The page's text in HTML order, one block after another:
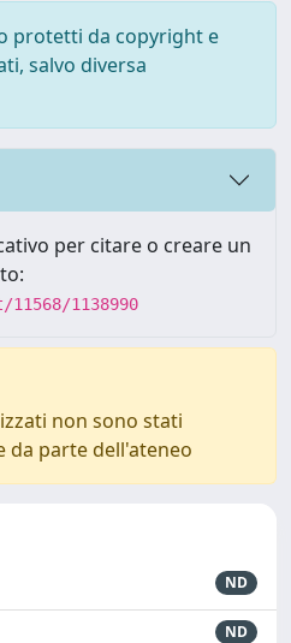
protetti da copyright e
salvo diversa
per citare o creare un
1138990
non sono stati
da parte dell'ateneo
ND
ND